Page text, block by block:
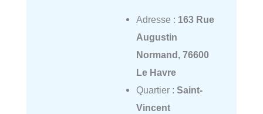
Adresse : 163 Rue
Augustin
Normand, 76600
Le Havre
Quartier : Saint-
Vincent